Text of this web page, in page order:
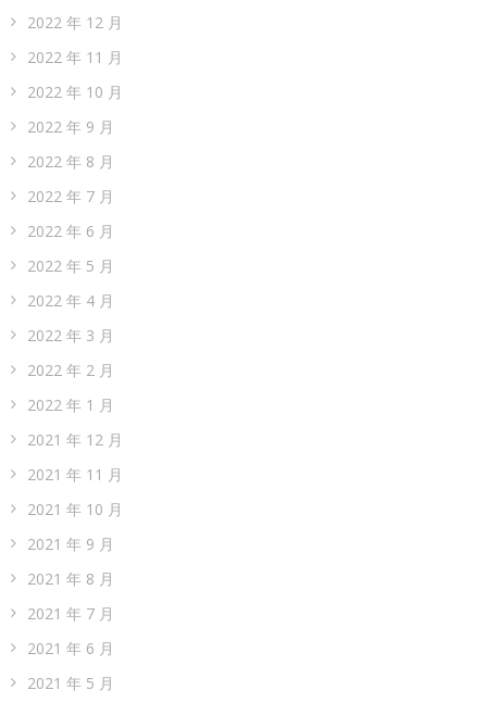
2022 年 12 月
2022 年 11 月
2022 年 10 月
2022 年 9 月
2022 年 8 月
2022 年 7 月
2022 年 6 月
2022 年 5 月
2022 年 4 月
2022 年 3 月
2022 年 2 月
2022 年 1 月
2021 年 12 月
2021 年 11 月
2021 年 10 月
2021 年 9 月
2021 年 8 月
2021 年 7 月
2021 年 6 月
2021 年 5 月